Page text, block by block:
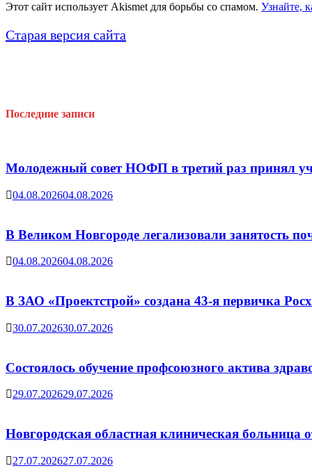
Этот сайт использует Akismet для борьбы со спамом. Узнайте,
Старая версия сайта
Последние записи
Молодежный совет НОФП в третий раз принял
04.08.202604.08.2026
В Великом Новгороде легализовали занятость
04.08.202604.08.2026
В ЗАО «Проектстрой» создана 43-я первичка
30.07.202630.07.2026
Состоялось обучение профсоюзного актива
29.07.202629.07.2026
Новгородская областная клиническая больница
27.07.202627.07.2026